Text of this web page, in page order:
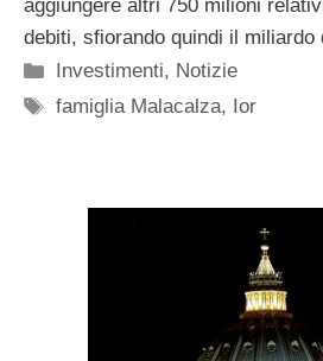
aggiungere altri 750 milioni
debiti, sfiorando quindi il miliardo
Categorie
Investimenti, Notizie
Tag
famiglia Malacalza, Ior